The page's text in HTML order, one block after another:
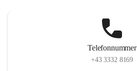
Telefonnummer
+43 3332 8169